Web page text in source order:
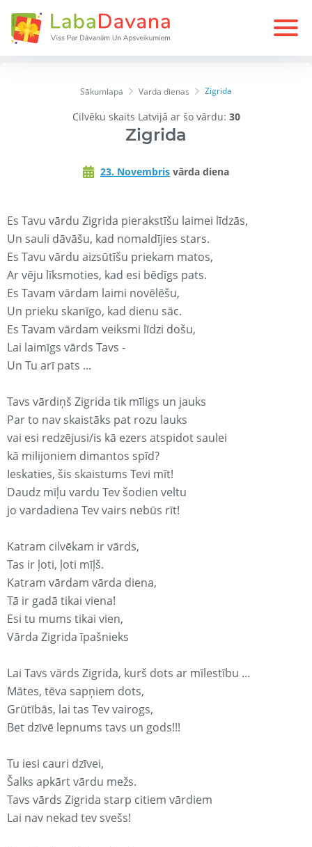
Sākumlapa Varda dienas Zigrida
Cilvēku skaits Latvijā ar šo vārdu: 30
Zigrida
23. Novembris vārda diena
Es Tavu vārdu Zigrida pierakstīšu laimei līdzās,
Un sauli dāvāšu, kad nomaldījies stars.
Es Tavu vārdu aizsūtīšu priekam matos,
Ar vēju līksmoties, kad esi bēdīgs pats.
Es Tavam vārdam laimi novēlēšu,
Un prieku skanīgo, kad dienu sāc.
Es Tavam vārdam veiksmi līdzi došu,
Lai laimīgs vārds Tavs -
Un Tu arī pats ...
Tavs vārdiņš Zigrida tik mīligs un jauks
Par to nav skaistāks pat rozu lauks
vai esi redzējusi/is kā ezers atspidot saulei
kā milijoniem dimantos spīd?
Ieskaties, šis skaistums Tevi mīt!
Daudz mīļu vardu Tev šodien veltu
jo vardadiena Tev vairs nebūs rīt!
Katram cilvēkam ir vārds,
Tas ir ļoti, ļoti mīļš.
Katram vārdam vārda diena,
Tā ir gadā tikai viena!
Esi tu mums tikai vien,
Vārda Zigrida īpašnieks
Lai Tavs vārds Zigrida, kurš dots ar mīlestību ...
Mātes, tēva sapņiem dots,
Grūtībās, lai tas Tev vairogs,
Bet dzīvē lepnums tavs un gods!!!
Tu iesi cauri dzīvei,
Šalks apkārt vārdu mežs.
Tavs vārds Zigrida starp citiem vārdiem
Lai nav nekad tev svešs!